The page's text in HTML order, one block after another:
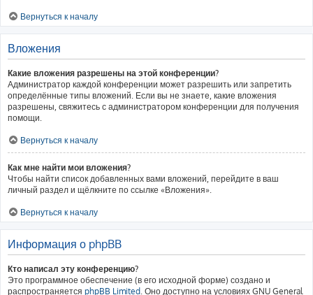
Вернуться к началу
Вложения
Какие вложения разрешены на этой конференции?
Администратор каждой конференции может разрешить или запретить
определённые типы вложений. Если вы не знаете, какие вложения
разрешены, свяжитесь с администратором конференции для получения
помощи.
Вернуться к началу
Как мне найти мои вложения?
Чтобы найти список добавленных вами вложений, перейдите в ваш
личный раздел и щёлкните по ссылке «Вложения».
Вернуться к началу
Информация о phpBB
Кто написал эту конференцию?
Это программное обеспечение (в его исходной форме) создано и
распространяется phpBB Limited. Оно доступно на условиях GNU General